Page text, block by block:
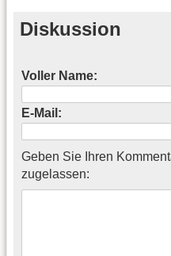
Diskussion
Voller Name:
E-Mail:
Geben Sie Ihren
zugelassen: